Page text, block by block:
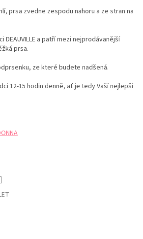
prsa zvedne zespodu nahoru a ze stran na
DEAUVILLE a patří mezi nejprodávanější
prsa.
ze které budete nadšená.
12-15 hodin denně, ať je tedy Vaší nejlepší